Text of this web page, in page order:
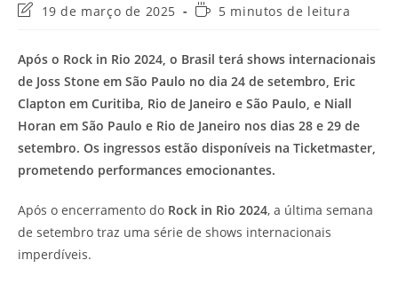
Última
post:
19 de março de 2025
Tempo5 minutos de leitura
Após o Rock in Rio 2024, o Brasil terá shows internacionais
de Joss Stone em São Paulo no dia 24 de setembro, Eric
Clapton em Curitiba, Rio de Janeiro e São Paulo, e Niall
Horan em São Paulo e Rio de Janeiro nos dias 28 e 29 de
setembro. Os ingressos estão disponíveis na Ticketmaster,
prometendo performances emocionantes.
Após o encerramento do Rock in Rio 2024, a última semana
de setembro traz uma série de shows internacionais
imperdíveis.